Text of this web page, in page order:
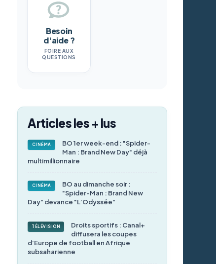
Besoin
d'aide ?
FOIRE AUX
QUESTIONS
Articles les + lus
CINÉMA
BO 1er week-end : "Spider-
Man : Brand New Day" déjà
multimillionnaire
CINÉMA
BO au dimanche soir :
"Spider-Man : Brand New
Day" devance "L’Odyssée"
TÉLÉVISION
Droits sportifs : Canal+
diffusera les coupes
d’Europe de football en Afrique
subsaharienne